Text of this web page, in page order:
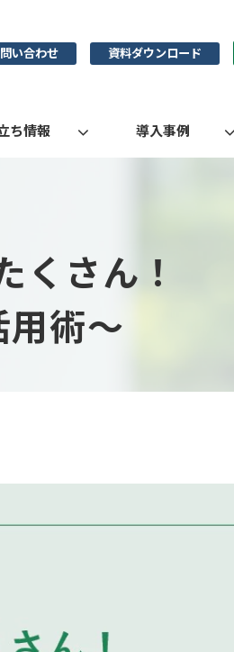
い合わせ 資料ダウンロード
ち情報 導入事例
くさん！
術～